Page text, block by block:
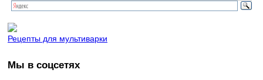
Рецепты для мультиварки
Мы в соцсетях